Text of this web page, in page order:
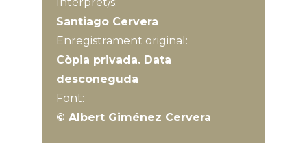
Santiago Cervera
Enregistrament original:
Còpia privada. Data
desconeguda
Font:
© Albert Giménez Cervera